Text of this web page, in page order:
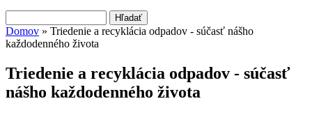
Vyhľadávanie
Nachádzate sa tu
Domov » Triedenie a recyklácia odpadov - súčasť nášho
každodenného života
Triedenie a recyklácia odpadov - súčasť
nášho každodenného života